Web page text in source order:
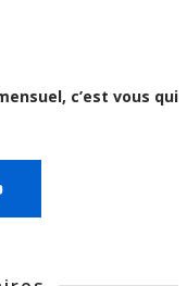
c’est vous qui